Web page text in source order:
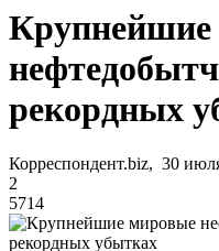
рекордных
Корреспондент.biz, 30
2
5714